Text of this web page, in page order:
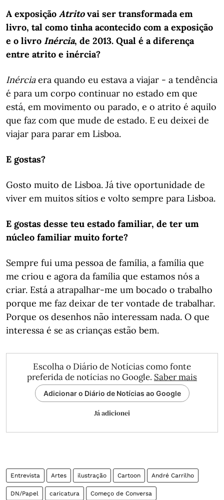
A exposição Atritovai ser transformada em
livro, tal como tinha acontecido com a exposição
e o livro Inércia, de 2013. Qual é a diferença
entre atrito e inércia?
Inérciaera quando eu estava a viajar - a tendência
é para um corpo continuar no estado em que
está, em movimento ou parado, e o atrito é aquilo
que faz com que mude de estado. E eu deixei de
viajar para parar em Lisboa.
E gostas?
Gosto muito de Lisboa. Já tive oportunidade de
viver em muitos sítios e volto sempre para Lisboa.
E gostas desse teu estado familiar, de ter um
núcleo familiar muito forte?
Sempre fui uma pessoa de família, a família que
me criou e agora da família que estamos nós a
criar. Está a atrapalhar-me um bocado o trabalho
porque me faz deixar de ter vontade de trabalhar.
Porque os desenhos não interessam nada. O que
interessa é se as crianças estão bem.
Escolha o Diário de Notícias como fonte
preferida de notícias no Google. Saber mais
Adicionar o Diário de Notícias ao Google
Já adicionei
Entrevista Artes ilustração Cartoon André Carrilho
DN/Papel caricatura Começo de Conversa